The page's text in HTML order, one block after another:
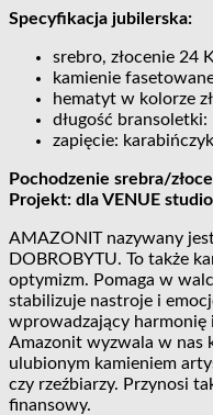
Specyfikacja jubilerska:
srebro, złocenie 24
kamienie
hematyt w kolorze
długość bransoletki:
zapięcie: karabińczyk
Pochodzenie srebra/
Projekt: dla VENUE studio
AMAZONIT nazywany
DOBROBYTU. To także
optymizm. Pomaga w
stabilizuje nastroje i
wprowadzający harmonię
Amazonit wyzwala w nas
ulubionym kamieniem
czy rzeźbiarzy. Przynosi
finansowy.